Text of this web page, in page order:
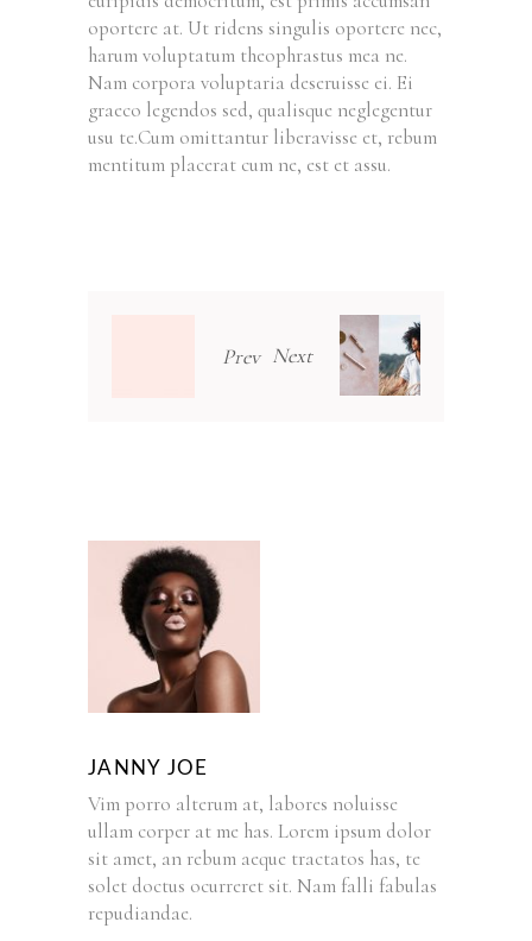
oportere at. Ut ridens singulis oportere nec,
harum voluptatum theophrastus mea ne.
Nam corpora voluptaria deseruisse ei. Ei
graeco legendos sed, qualisque neglegentur
usu te.Cum omittantur liberavisse et, rebum
mentitum placerat cum ne, est et assu.
Prev Next
JANNY JOE
Vim porro alterum at, labores noluisse
ullam corper at me has. Lorem ipsum dolor
sit amet, an rebum aeque tractatos has, te
solet doctus ocurreret sit. Nam falli fabulas
repudiandae.